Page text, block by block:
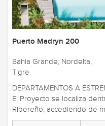
Puerto Madryn 200
Bahia Grande, Nordelta,
Tigre
DEPARTAMENTOS A
El Proyecto se localiza
Ribereño, accediendo de